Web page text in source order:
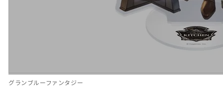
グランブルーファンタジー